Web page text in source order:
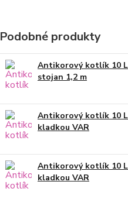
Podobné produkty
Antikorový kotlík 10
stojan 1,2 m
Antikorový kotlík 10
kladkou VAR
Antikorový kotlík 10
kladkou VAR